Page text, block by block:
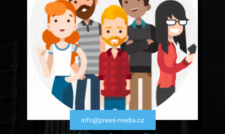
info@press-media.cz